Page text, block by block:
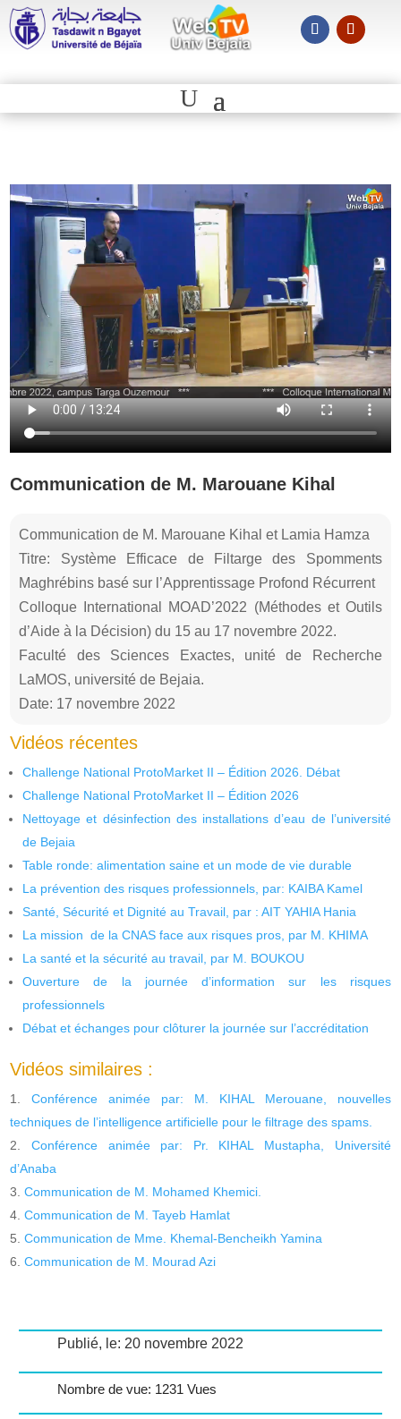
Communication de M. Marouane Kihal
Communication de M. Marouane Kihal et Lamia Hamza
Titre: Système Efficace de Filtarge des Spomments
Maghrébins basé sur l’Apprentissage Profond Récurrent
Colloque International MOAD’2022 (Méthodes et Outils
d’Aide à la Décision) du 15 au 17 novembre 2022.
Faculté des Sciences Exactes, unité de Recherche
LaMOS, université de Bejaia.
Date: 17 novembre 2022
Vidéos récentes
Challenge National ProtoMarket II – Édition 2026. Débat
Challenge National ProtoMarket II – Édition 2026
Nettoyage et désinfection des installations d’eau de l’université
de Bejaia
Table ronde: alimentation saine et un mode de vie durable
La prévention des risques professionnels, par: KAIBA Kamel
Santé, Sécurité et Dignité au Travail, par : AIT YAHIA Hania
La mission de la CNAS face aux risques pros, par M. KHIMA
La santé et la sécurité au travail, par M. BOUKOU
Ouverture de la journée d’information sur les risques
professionnels
Débat et échanges pour clôturer la journée sur l’accréditation
Vidéos similaires :
Conférence animée par: M. KIHAL Merouane, nouvelles
techniques de l’intelligence artificielle pour le filtrage des spams.
Conférence animée par: Pr. KIHAL Mustapha, Université
d’Anaba
Communication de M. Mohamed Khemici.
Communication de M. Tayeb Hamlat
Communication de Mme. Khemal-Bencheikh Yamina
Communication de M. Mourad Azi
Publié, le: 20 novembre 2022
Nombre de vue: 1231 Vues